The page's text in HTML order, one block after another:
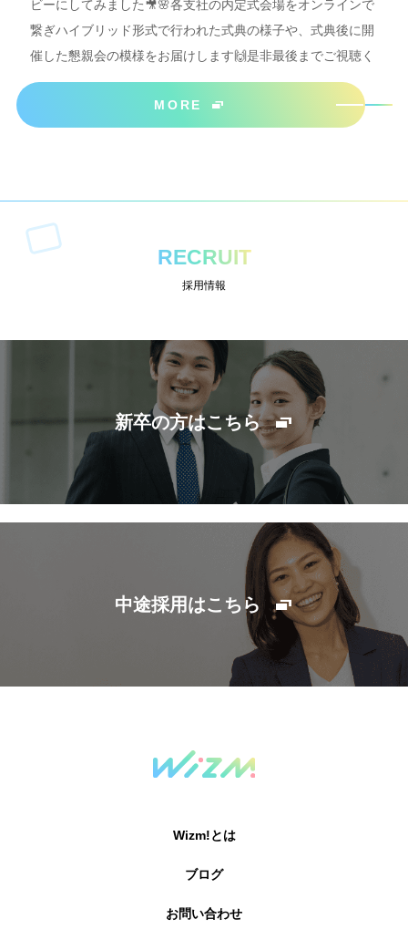
ビーにしてみました🎥🌸各支社の内定式会場をオンラインで
繋ぎハイブリッド形式で行われた式典の様子や、式典後に開
催した懇親会の模様をお届けします🙌是非最後までご視聴く
ださいね＾＾
MORE
RECRUIT
採用情報
新卒の方はこちら
中途採用はこちら
Wizm!とは
ブログ
お問い合わせ